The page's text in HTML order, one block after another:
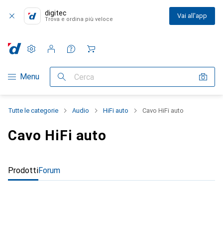
digitec
Trova e ordina più veloce Vai all'app
Categoria Navigazione
Menu Cerca
Impostazioni
Conto cliente
Liste di confronto
Liste dei desideri
Carrello
Tutte le categorie Audio HiFi auto Cavo HiFi auto
Cavo HiFi auto
ProdottiForum